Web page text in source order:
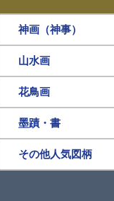
神画（神事）
山水画
花鳥画
墨蹟・書
その他人気図柄